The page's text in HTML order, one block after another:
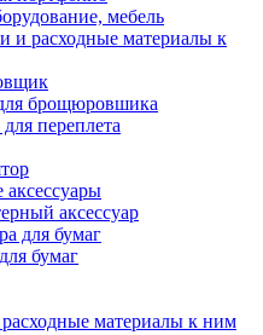
мебель
расходные материалы к
брощюровшика
переплета
аксессуар
для бумаг
бумаг
материалы к ним